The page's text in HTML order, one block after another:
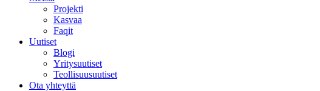
Projekti
Kasvaa
Faqit
Uutiset
Blogi
Yritysuutiset
Teollisuusuutiset
Ota yhteyttä